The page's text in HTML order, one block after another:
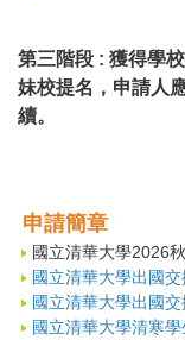
第三階段 : 獲得學
妹校提名，申請人
續。
申請簡章
國立清華大學2026
國立清華大學出國
國立清華大學出國
國立清華大學清寒